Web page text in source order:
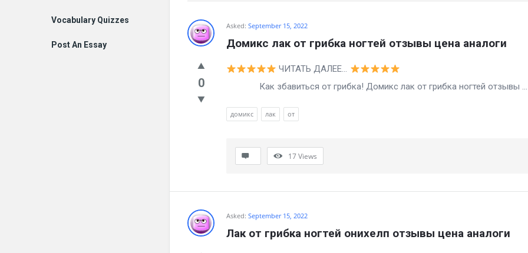
Billion
Essays
Latest
Questions
Asked: September 15, 2022
Домикс лак от грибка ногтей отзывы цена аналоги
0
ЧИТАТЬ ДАЛЕЕ…
Как збавиться от грибка! Домикс лак от грибка ногтей отзывы ...
домикс лак от
17Views
Asked: September 15, 2022
Лак от грибка ногтей онихелп отзывы цена аналоги
Vocabulary Quizzes
Post An Essay